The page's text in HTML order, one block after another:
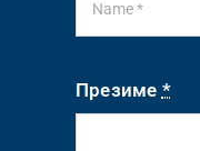
Презиме *